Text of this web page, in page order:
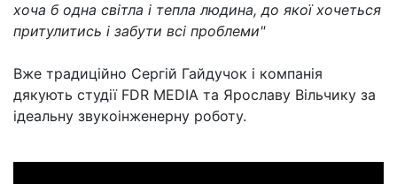
хоча б одна світла і тепла людина, до якої хочеться
притулитись і забути всі проблеми"
Вже традиційно Сергій Гайдучок і компанія
дякують студії FDR MEDIA та Ярославу Вільчику за
ідеальну звукоінженерну роботу.